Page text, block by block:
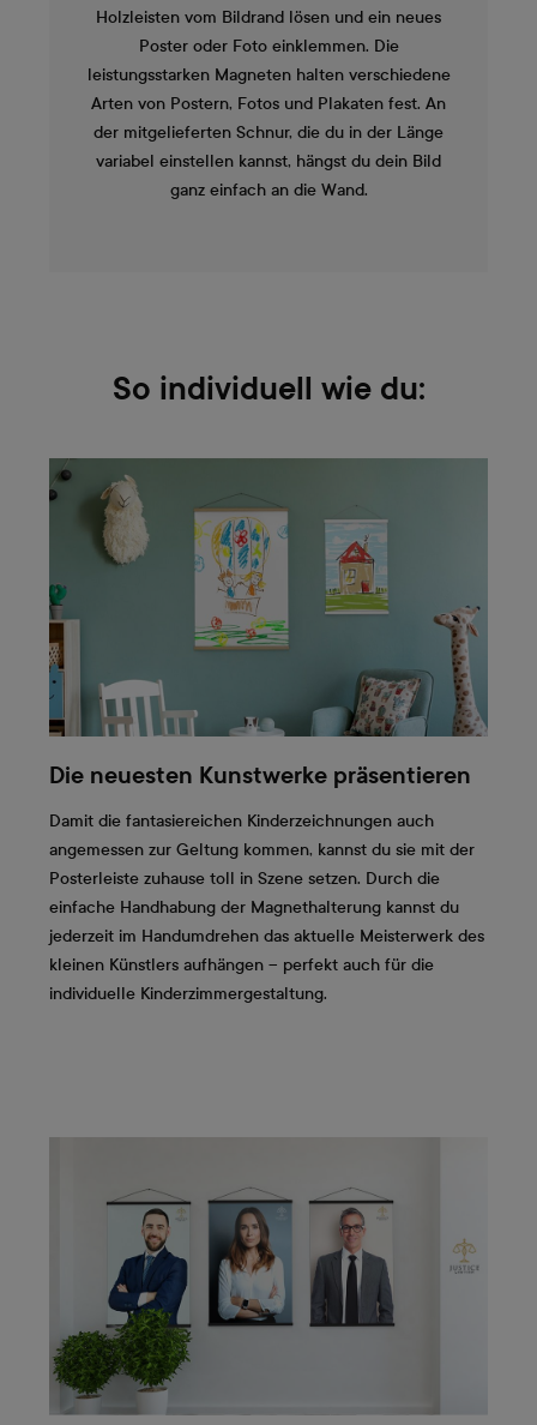
Holzleisten vom Bildrand lösen und ein neues
Poster oder Foto einklemmen. Die
leistungsstarken Magneten halten verschiedene
Arten von Postern, Fotos und Plakaten fest. An
der mitgelieferten Schnur, die du in der Länge
variabel einstellen kannst, hängst du dein Bild
ganz einfach an die Wand.
So individuell wie du:
Die neuesten Kunstwerke präsentieren
Damit die fantasiereichen Kinderzeichnungen auch
angemessen zur Geltung kommen, kannst du sie mit der
Posterleiste zuhause toll in Szene setzen. Durch die
einfache Handhabung der Magnethalterung kannst du
jederzeit im Handumdrehen das aktuelle Meisterwerk des
kleinen Künstlers aufhängen – perfekt auch für die
individuelle Kinderzimmergestaltung.